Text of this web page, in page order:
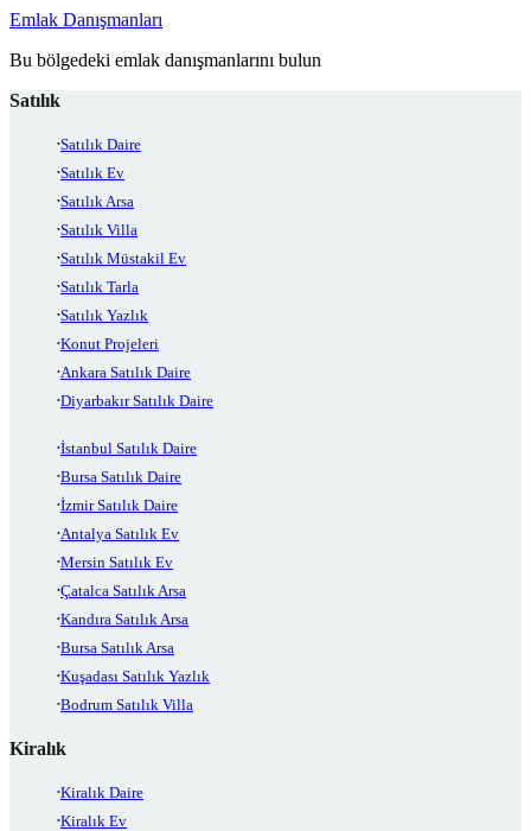
Emlak Danışmanları
Bu bölgedeki emlak danışmanlarını bulun
Satılık
Satılık Daire
Satılık Ev
Satılık Arsa
Satılık Villa
Satılık Müstakil Ev
Satılık Tarla
Satılık Yazlık
Konut Projeleri
Ankara Satılık Daire
Diyarbakır Satılık Daire
İstanbul Satılık Daire
Bursa Satılık Daire
İzmir Satılık Daire
Antalya Satılık Ev
Mersin Satılık Ev
Çatalca Satılık Arsa
Kandıra Satılık Arsa
Bursa Satılık Arsa
Kuşadası Satılık Yazlık
Bodrum Satılık Villa
Kiralık
Kiralık Daire
Kiralık Ev